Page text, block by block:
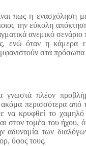
πως η ενασχόληση
την εύκολη
ανεμικό σενάριο
ενώ όταν η κάμερα
στα πρόσωπα
γνωστά πλέον
ακόμα περισσότερα
να κρυφθεί το
στον τομέα του ήχου,
αδυναμία των
ύφος τους.